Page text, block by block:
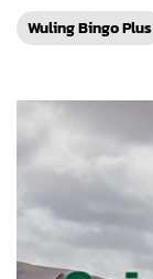
Wuling Bingo Plus